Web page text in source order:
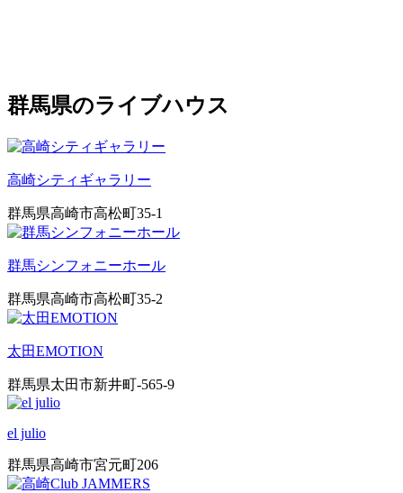
群馬県のライブハウス
高崎シティギャラリー
群馬県高崎市高松町35-1
群馬シンフォニーホール
群馬県高崎市高松町35-2
太田EMOTION
群馬県太田市新井町-565-9
el julio
群馬県高崎市宮元町206